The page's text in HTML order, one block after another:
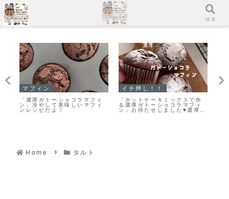
マフィン
「濃厚ガトーショコラマフィ
ン」冷やして美味しいマフィ
ンレシピだよ！
イチ押し！！
「ホットケーキミックスで作
る濃厚ガトーショコラマフィ
ン」お待たせしました♥濃厚ガ
Home タルト
メニュー 検索